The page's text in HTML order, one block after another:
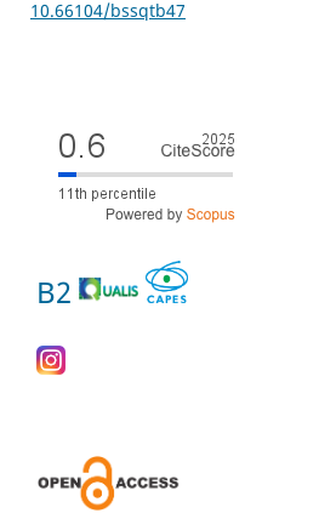
10.66104/bssqtb47
B2